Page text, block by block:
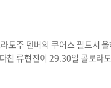
도주 덴버의 쿠어스 필드서